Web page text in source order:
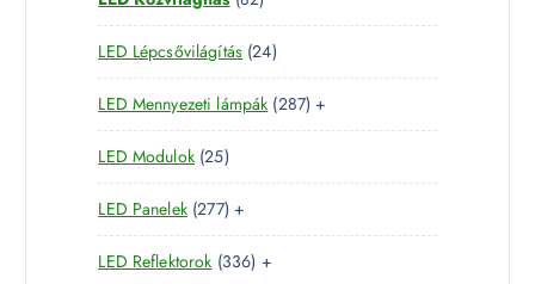
é
k
r
m
é
k
t
r
é
2
t
e
r
m
k
LED Lépcsővilágítás 242
4
t
e
m
k
LED Mennyezeti lámpák 2872
8
t
r
+
LED Modulok 252
5
t
e
r
LED Panelek 2772
7
7
+
LED Reflektorok 3363 +